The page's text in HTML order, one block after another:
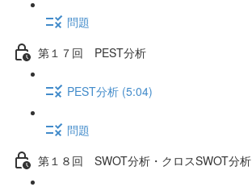
問題
第１７回 PEST分析
PEST分析 (5:04)
問題
第１８回 SWOT分析・クロスSWOT分析